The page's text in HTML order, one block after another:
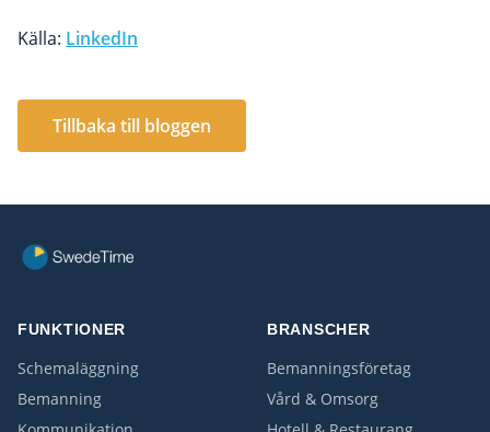
Källa: LinkedIn
Tillbaka till bloggen
FUNKTIONER
Schemaläggning
Bemanning
BRANSCHER
Bemanningsföretag
Vård & Omsorg